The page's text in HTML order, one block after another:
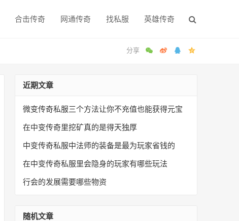
合击传奇 网通传奇 找私服 英雄传奇
近期文章
微变传奇私服三个方法让你不充值也能获得元宝
在中变传奇里挖矿真的是得天独厚
中变传奇私服中法师的装备是最为玩家省钱的
在中变传奇私服里会隐身的玩家有哪些玩法
行会的发展需要哪些物资
随机文章